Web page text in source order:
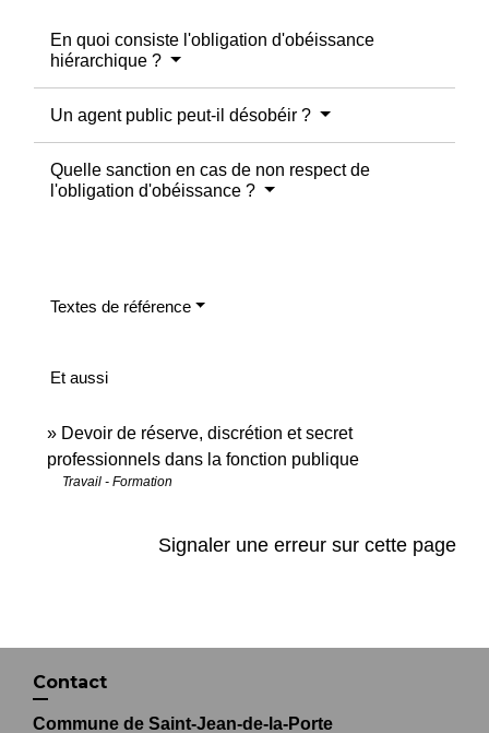
En quoi consiste l'obligation d'obéissance
hiérarchique ?
Un agent public peut-il désobéir ?
Quelle sanction en cas de non respect de
l'obligation d'obéissance ?
Textes de référence
Et aussi
Devoir de réserve, discrétion et secret
professionnels dans la fonction publique
Travail - Formation
Signaler une erreur sur cette page
Contact
Commune de Saint-Jean-de-la-Porte